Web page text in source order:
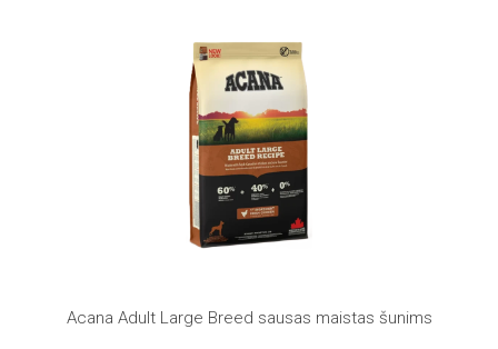
Acana Adult Large Breed sausas maistas šunims